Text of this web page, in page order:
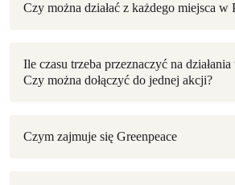
Czy można działać z każdego miejsca w
Ile czasu trzeba przeznaczyć na
Czy można dołączyć do jednej akcji?
Czym zajmuje się Greenpeace